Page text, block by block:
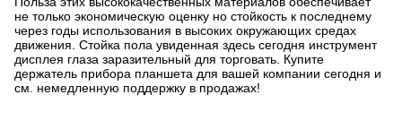
не только экономическую оценку но стойкость к последнему
через годы использования в высоких окружающих средах
движения. Стойка пола увиденная здесь сегодня инструмент
дисплея глаза заразительный для торговать. Купите
держатель прибора планшета для вашей компании сегодня и
см. немедленную поддержку в продажах!